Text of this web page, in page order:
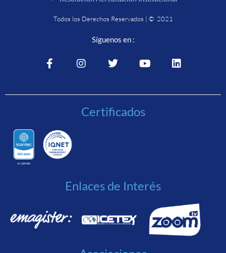
Todos los Derechos Reservados | © 2021
Síguenos en :
Certificados
Enlaces de Interés